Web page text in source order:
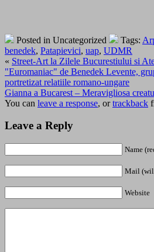
Posted in Uncategorized Tags:
benedek, Patapievici, uap, UDMR
« Street-Art la Zilele Bucurestiului si
"Euromaniac" de Benedek Levente,
portretizat relatiile romano-ungare
Gianna a Bucarest – Meravigliosa
You can leave a response, ortrackback
Leave a Reply
Name
Mail
Website